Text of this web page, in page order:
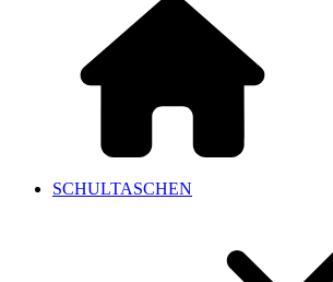
SCHULTASCHEN